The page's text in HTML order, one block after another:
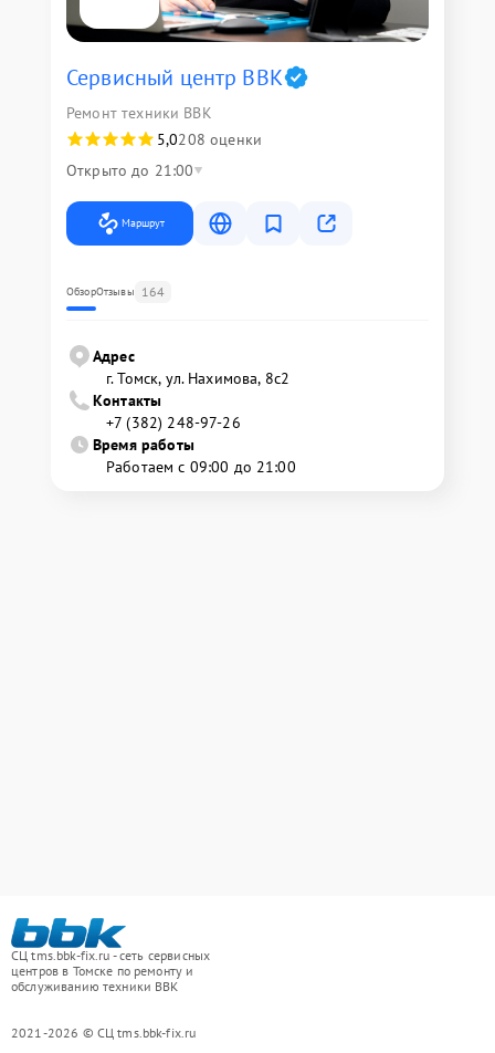
Сервисный центр BBK
Ремонт техники BBK
5,0208 оценки
Открыто до 21:00
Маршрут
ОбзорОтзывы 164
Адрес
г. Томск, ул. Нахимова, 8с2
Контакты
+7 (382) 248-97-26
Время работы
Работаем с 09:00 до 21:00
СЦ tms.bbk-fix.ru - сеть сервисных
центров в Томске по ремонту и
обслуживанию техники BBK
2021-2026 © СЦ tms.bbk-fix.ru